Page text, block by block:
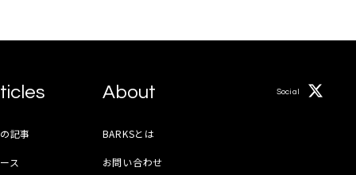
記事
ス
About
BARKSとは
お問い合わせ
Social